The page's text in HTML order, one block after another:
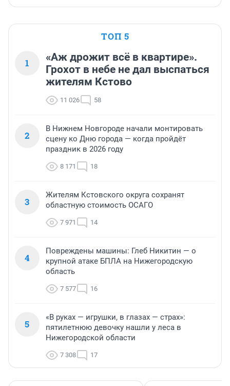
ТОП 5
1
«Аж дрожит всё в квартире».
Грохот в небе не дал выспаться
жителям Кстово
11 026 58
2
В Нижнем Новгороде начали монтировать
сцену ко Дню города — когда пройдёт
праздник в 2026 году
8 171 18
3
Жителям Кстовского округа сохранят
областную стоимость ОСАГО
7 971 14
4
Повреждены машины: Глеб Никитин — о
крупной атаке БПЛА на Нижегородскую
область
7 577 16
5
«В руках — игрушки, в глазах — страх»:
пятилетнюю девочку нашли у леса в
Нижегородской области
7 308 17